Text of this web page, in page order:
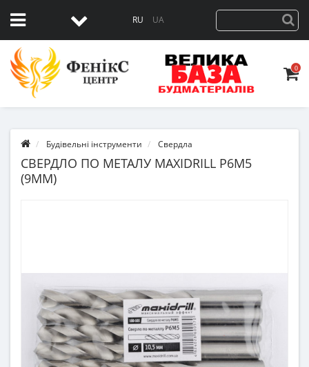
RU UA
0
Будівельні інструменти Свердла
СВЕРДЛО ПО МЕТАЛУ MAXIDRILL P6M5
(9ММ)